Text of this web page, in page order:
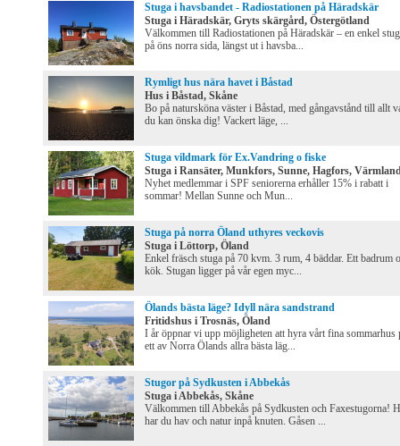
Stuga i havsbandet - Radiostationen på Häradskär
Stuga i Häradskär, Gryts skärgård, Östergötland
Välkommen till Radiostationen på Häradskär – en enkel
på öns norra sida, längst ut i havsba...
Rymligt hus nära havet i Båstad
Hus i Båstad, Skåne
Bo på natursköna väster i Båstad, med gångavstånd till allt
du kan önska dig! Vackert läge, ...
Stuga vildmark för Ex.Vandring o fiske
Stuga i Ransäter, Munkfors, Sunne, Hagfors,
Nyhet medlemmar i SPF seniorerna erhåller 15% i rabatt i
sommar! Mellan Sunne och Mun...
Stuga på norra Öland uthyres veckovis
Stuga i Löttorp, Öland
Enkel fräsch stuga på 70 kvm. 3 rum, 4 bäddar. Ett badrum
kök. Stugan ligger på vår egen myc...
Ölands bästa läge? Idyll nära sandstrand
Fritidshus i Trosnäs, Öland
I år öppnar vi upp möjligheten att hyra vårt fina sommarhus
ett av Norra Ölands allra bästa läg...
Stugor på Sydkusten i Abbekås
Stuga i Abbekås, Skåne
Välkommen till Abbekås på Sydkusten och Faxestugorna!
har du hav och natur inpå knuten. Gåsen ...